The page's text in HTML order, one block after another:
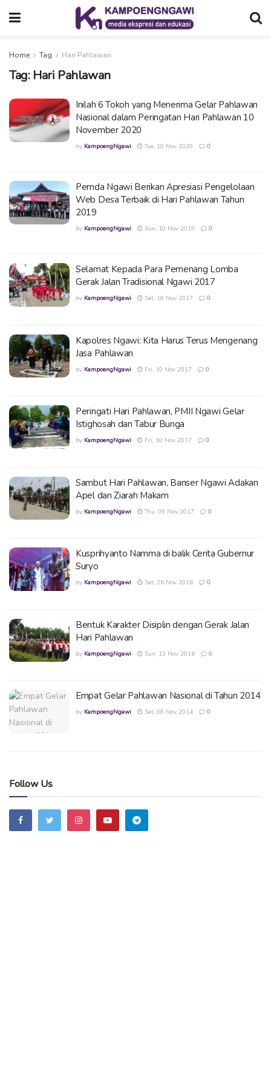
Home Tag Hari Pahlawan
Tag: Hari Pahlawan
Inilah 6 Tokoh yang Menerima Gelar Pahlawan
Nasional dalam Peringatan Hari Pahlawan 10
November 2020
by KampoengNgawi Tue, 10 Nov 2020 0
Pemda Ngawi Berikan Apresiasi Pengelolaan
Web Desa Terbaik di Hari Pahlawan Tahun
2019
by KampoengNgawi Sun, 10 Nov 2019 0
Selamat Kepada Para Pemenang Lomba
Gerak Jalan Tradisional Ngawi 2017
by KampoengNgawi Sat, 18 Nov 2017 0
Kapolres Ngawi: Kita Harus Terus Mengenang
Jasa Pahlawan
by KampoengNgawi Fri, 10 Nov 2017 0
Peringati Hari Pahlawan, PMII Ngawi Gelar
Istighosah dan Tabur Bunga
by KampoengNgawi Fri, 10 Nov 2017 0
Sambut Hari Pahlawan, Banser Ngawi Adakan
Apel dan Ziarah Makam
by KampoengNgawi Thu, 09 Nov 2017 0
Kusprihyanto Namma di balik Cerita Gubernur
Suryo
by KampoengNgawi Sat, 26 Nov 2016 0
Bentuk Karakter Disiplin dengan Gerak Jalan
Hari Pahlawan
by KampoengNgawi Sun, 13 Nov 2016 0
Empat Gelar Pahlawan Nasional di Tahun 2014
by KampoengNgawi Sat, 08 Nov 2014 0
Follow Us